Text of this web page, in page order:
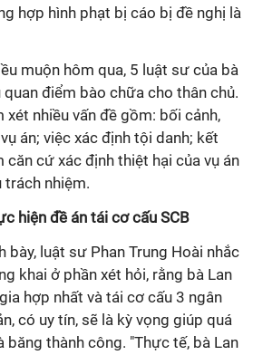
hợp hình phạt bị cáo bị đề nghị là
muộn hôm qua, 5 luật sư của bà
điểm bào chữa cho thân chủ.
xét nhiều vấn đề gồm: bối cảnh,
án; việc xác định tội danh; kết
căn cứ xác định thiệt hại của vụ án
trách nhiệm.
hiện đề án tái cơ cấu SCB
bày, luật sư Phan Trung Hoài nhắc
khai ở phần xét hỏi, rằng bà Lan
hợp nhất và tái cơ cấu 3 ngân
có uy tín, sẽ là kỳ vọng giúp quá
băng thành công. "Thực tế, bà Lan